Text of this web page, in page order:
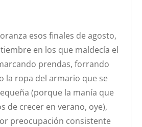
esos finales de agosto,
en los que maldecía el
prendas, forrando
la ropa del armario que se
(porque la manía que
de crecer en verano, oye),
preocupación consistente